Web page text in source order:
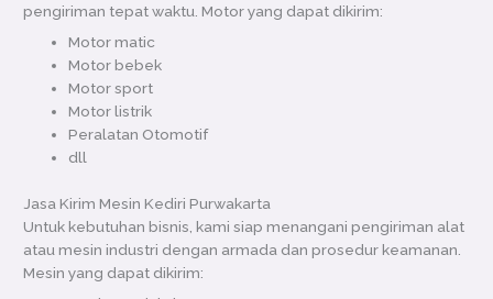
pengiriman tepat waktu. Motor yang dapat dikirim:
Motor matic
Motor bebek
Motor sport
Motor listrik
Peralatan Otomotif
dll
Jasa Kirim Mesin Kediri Purwakarta
Untuk kebutuhan bisnis, kami siap menangani pengiriman alat
atau mesin industri dengan armada dan prosedur keamanan.
Mesin yang dapat dikirim: